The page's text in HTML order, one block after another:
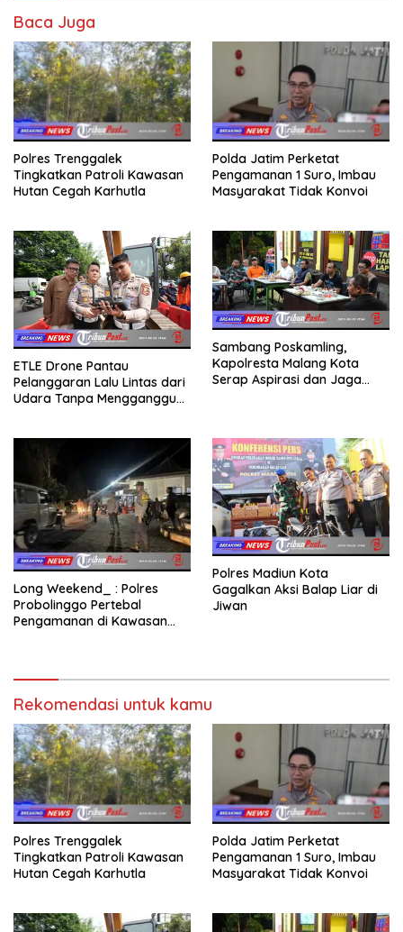
Baca Juga
Polres Trenggalek
Tingkatkan Patroli Kawasan
Hutan Cegah Karhutla
Polda Jatim Perketat
Pengamanan 1 Suro, Imbau
Masyarakat Tidak Konvoi
ETLE Drone Pantau
Pelanggaran Lalu Lintas dari
Udara Tanpa Mengganggu
Sambang Poskamling,
Kapolresta Malang Kota
Serap Aspirasi dan Jaga
Long Weekend_ : Polres
Probolinggo Pertebal
Pengamanan di Kawasan
Polres Madiun Kota
Gagalkan Aksi Balap Liar di
Jiwan
Rekomendasi untuk kamu
Polres Trenggalek
Tingkatkan Patroli Kawasan
Hutan Cegah Karhutla
Polda Jatim Perketat
Pengamanan 1 Suro, Imbau
Masyarakat Tidak Konvoi